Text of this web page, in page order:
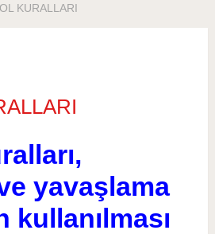
KURALLARI
yavaşlama